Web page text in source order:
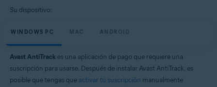
Productos:
Windows, macOS y Android
Su dispositivo:
WINDOWS PC MAC ANDROID
Avast AntiTrack es una aplicación de pago que requiere una
suscripción para usarse. Después de instalar Avast AntiTrack, es
posible que tengas que activar tu suscripción manualmente